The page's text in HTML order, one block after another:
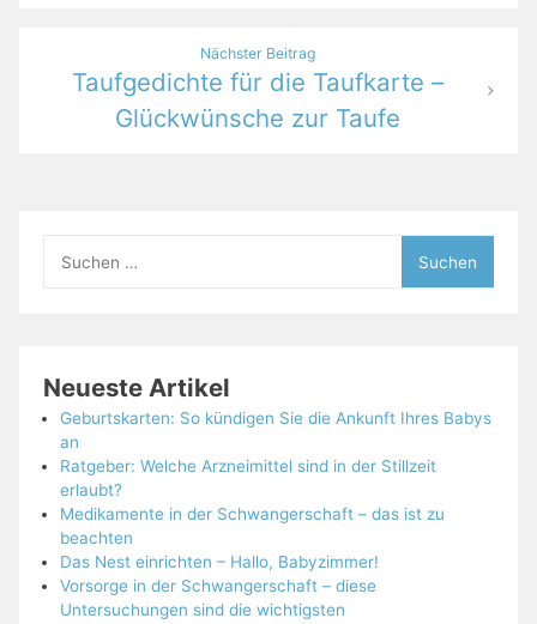
Nächster Beitrag
Taufgedichte für die Taufkarte –
Glückwünsche zur Taufe
nach:
Neueste Artikel
Geburtskarten: So kündigen Sie die Ankunft Ihres Babys
an
Ratgeber: Welche Arzneimittel sind in der Stillzeit
erlaubt?
Medikamente in der Schwangerschaft – das ist zu
beachten
Das Nest einrichten – Hallo, Babyzimmer!
Vorsorge in der Schwangerschaft – diese
Untersuchungen sind die wichtigsten